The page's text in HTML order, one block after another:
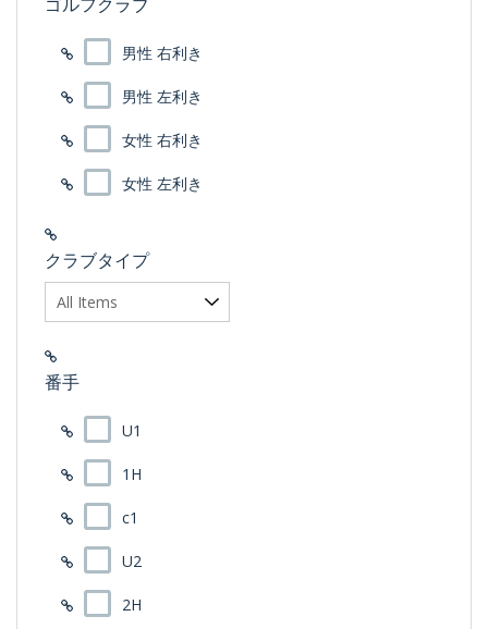
テーラーメイド ロッサ
プロギア シルバーブレード
ピン CADENCE(ケーデンス)
ピン SIGMA
ピン VAULT
ピン スコッツデール
ピン アンサー
ピン ZING
Jean-Baptiste(ジャンバティスト)
KRONOS(クロノス)
MIRAI(ミライ)
Piretti(ピレッティ)
PORTWIKK(ポートウィック)
RAZZLE DAZZLE(ラズルダズル)
REVE(レーブ)
RJベティナルディ
RODDIO(ロッディオ)
TRPX(トリプルX)
Zodia
アキラ
イオンスポーツ
ウィットラム･ゴルフ
エポンゴルフ(EPON)
カムイ
グランディスタ
グランプリ
クレイジー
ゴルフクラブ
男性 右利き
男性 左利き
女性 右利き
女性 左利き
クラブタイプ
番手
U1
1H
c1
U2
2H